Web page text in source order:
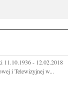
11.10.1936 - 12.02.2018
i Telewizyjnej w...